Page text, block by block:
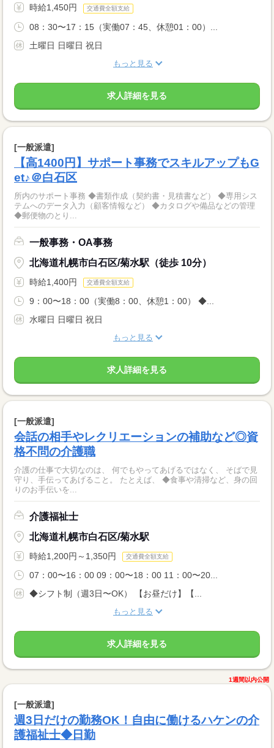
時給1,450円 交通費全額支給
08：30〜17：15（実働07：45、休憩01：00）...
土曜日 日曜日 祝日
もっと見る
求人詳細を見る
[一般派遣]
【高1400円】サポート事務でスキルアップもG
et♪＠白石区
所内のサポート事務 ◆書類作成（契約書・見積書など） ◆専用シス
テムへのデータ入力（顧客情報など） ◆カタログや備品などの管理
◆郵便物のとり...
一般事務・OA事務
北海道札幌市白石区/菊水駅（徒歩 10分）
時給1,400円 交通費全額支給
9：00〜18：00（実働8：00、休憩1：00） ◆...
水曜日 日曜日 祝日
もっと見る
求人詳細を見る
[一般派遣]
会話の相手やレクリエーションの補助など◎資
格不問の介護職
介護の仕事で大切なのは、 何でもやってあげるではなく、 そばで見
守り、手伝ってあげること。 たとえば、 ◆食事や清掃など、身の回
りのお手伝いを...
介護福祉士
北海道札幌市白石区/菊水駅
時給1,200円～1,350円 交通費全額支給
07：00〜16：00 09：00〜18：00 11：00〜20...
◆シフト制（週3日〜OK） 【お昼だけ】【...
もっと見る
求人詳細を見る
1週間以内公開
[一般派遣]
週3日だけの勤務OK！自由に働けるハケンの介
護福祉士◆日勤